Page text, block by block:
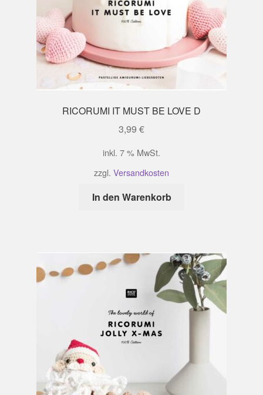
RICORUMI IT MUST BE LOVE D
3,99 €
inkl. 7 % MwSt.
zzgl. Versandkosten
In den Warenkorb